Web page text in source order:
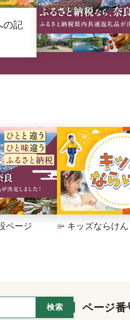
の記
ページ キッズならけん
ページ番